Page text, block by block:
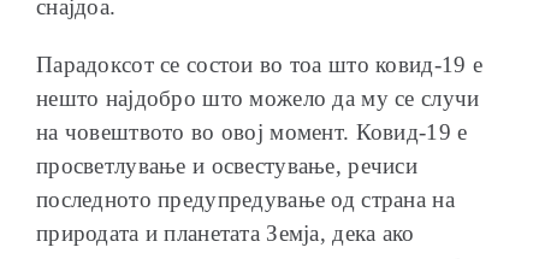
снајдоа.
Парадоксот се состои во тоа што ковид-19 е
нешто најдобро што можело да му се случи
на човештвото во овој момент. Ковид-19 е
просветлување и освестување, речиси
последното предупредување од страна на
природата и планетата Земја, дека ако